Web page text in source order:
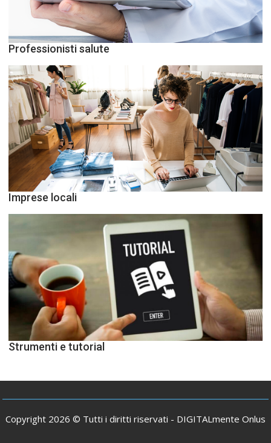
Professionisti salute
Imprese locali
Strumenti e tutorial
Copyright 2026 © Tutti i diritti riservati - DIGITALmente Onlus